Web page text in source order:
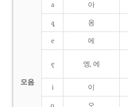
모음
a 아
ą̨ 옹
e 에
ę 엥, 에
i 이
o 오